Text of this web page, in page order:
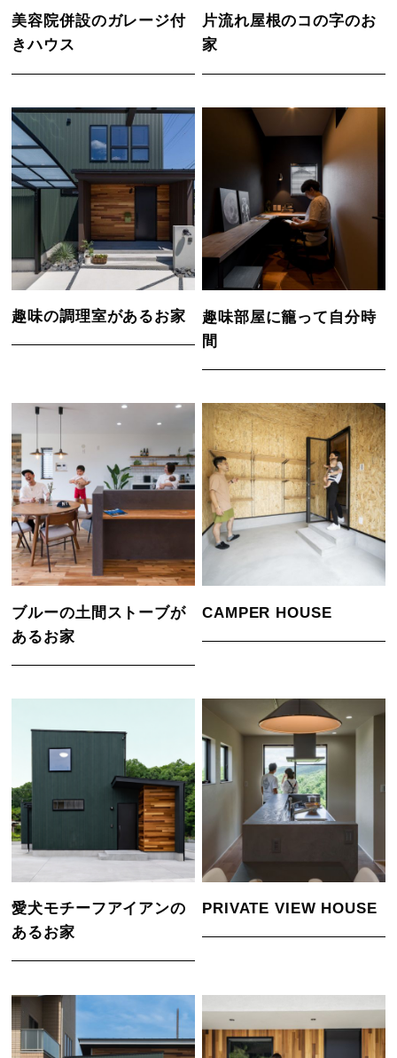
美容院併設のガレージ付
きハウス
片流れ屋根のコの字のお
家
趣味の調理室があるお家
趣味部屋に籠って自分時
間
ブルーの土間ストーブが
あるお家
CAMPER HOUSE
愛犬モチーフアイアンの
あるお家
PRIVATE VIEW HOUSE